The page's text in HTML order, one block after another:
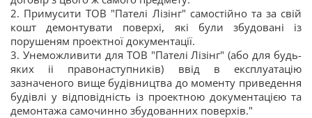
2. Примусити ТОВ "Пателі Лізінг" самостійно та за свій
кошт демонтувати поверхі, які були збудовані із
порушеням проектної документації.
3. Унеможливити для ТОВ "Пателі Лізінг" (або для будь-
яких іі правонаступників) ввід в експлуатацію
зазначеного вище будівництва до моменту приведення
будівлі у відповідність із проектною документацією та
демонтажа самочинно збудованних поверхів."